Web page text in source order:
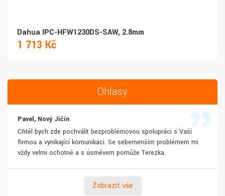
Dahua IPC-HFW1230DS-SAW, 2.8mm
1 713 Kč
Ohlasy
Pavel, Nový Jičín
Chtěl bych zde pochválit bezproblémovou spolupráci s Vaší
firmou a vynikající komunikaci. Se sebemenším problémem mi
vždy velmi ochotně a s úsměvem pomůže Terezka.
Zobrazit vše